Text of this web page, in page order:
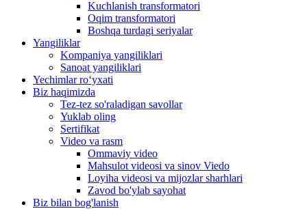
Kuchlanish transformatori
Oqim transformatori
Boshqa turdagi seriyalar
Yangiliklar
Kompaniya yangiliklari
Sanoat yangiliklari
Yechimlar roʻyxati
Biz haqimizda
Tez-tez so'raladigan savollar
Yuklab oling
Sertifikat
Video va rasm
Ommaviy video
Mahsulot videosi va sinov Viedo
Loyiha videosi va mijozlar sharhlari
Zavod bo'ylab sayohat
Biz bilan bog'lanish